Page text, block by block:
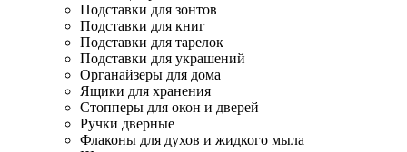
Подставки для зонтов
Подставки для книг
Подставки для тарелок
Подставки для украшений
Органайзеры для дома
Ящики для хранения
Стопперы для окон и дверей
Ручки дверные
Флаконы для духов и жидкого мыла